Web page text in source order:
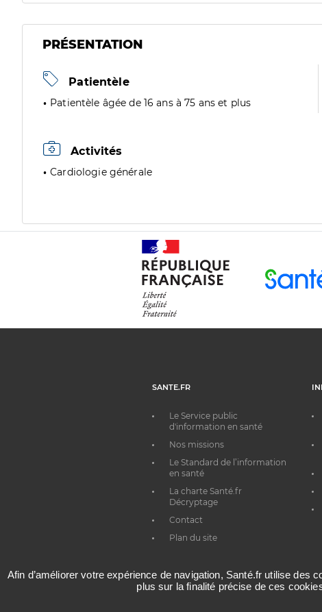
PRÉSENTATION
Patientèle
Patientèle âgée de 16 ans à 75 ans et plus
Activités
Cardiologie générale
SANTE.FR
Le Service public
d'information en santé
Nos missions
Le Standard de l’information
en santé
La charte Santé.fr
Décryptage
Contact
Plan du site
Afin d’améliorer votre expérience de navigation, Santé.fr utilise
plus sur la finalité précise de ces